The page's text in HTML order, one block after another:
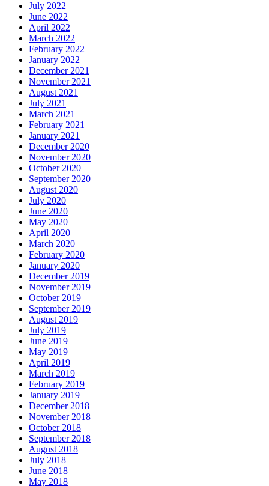
July 2022
June 2022
April 2022
March 2022
February 2022
January 2022
December 2021
November 2021
August 2021
July 2021
March 2021
February 2021
January 2021
December 2020
November 2020
October 2020
September 2020
August 2020
July 2020
June 2020
May 2020
April 2020
March 2020
February 2020
January 2020
December 2019
November 2019
October 2019
September 2019
August 2019
July 2019
June 2019
May 2019
April 2019
March 2019
February 2019
January 2019
December 2018
November 2018
October 2018
September 2018
August 2018
July 2018
June 2018
May 2018